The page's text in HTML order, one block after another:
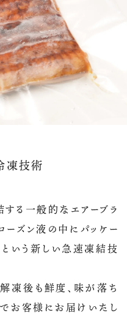
凍技術
る一般的なエアーブラ
ーズン液の中にパッケー
いう新しい急速凍結技
凍後も鮮度、味が落ち
お客様にお届けいたし